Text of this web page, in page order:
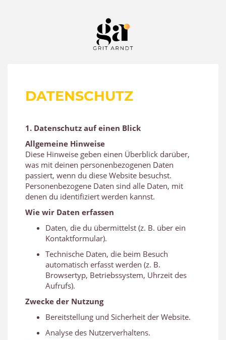
DATENSCHUTZ
1. Datenschutz auf einen Blick
Allgemeine Hinweise
Diese Hinweise geben einen Überblick darüber,
was mit deinen personenbezogenen Daten
passiert, wenn du diese Website besuchst.
Personenbezogene Daten sind alle Daten, mit
denen du identifiziert werden kannst.
Wie wir Daten erfassen
Daten, die du übermittelst (z. B. über ein
Kontaktformular).
Technische Daten, die beim Besuch
automatisch erfasst werden (z. B.
Browsertyp, Betriebssystem, Uhrzeit des
Aufrufs).
Zwecke der Nutzung
Bereitstellung und Sicherheit der Website.
Analyse des Nutzerverhaltens.